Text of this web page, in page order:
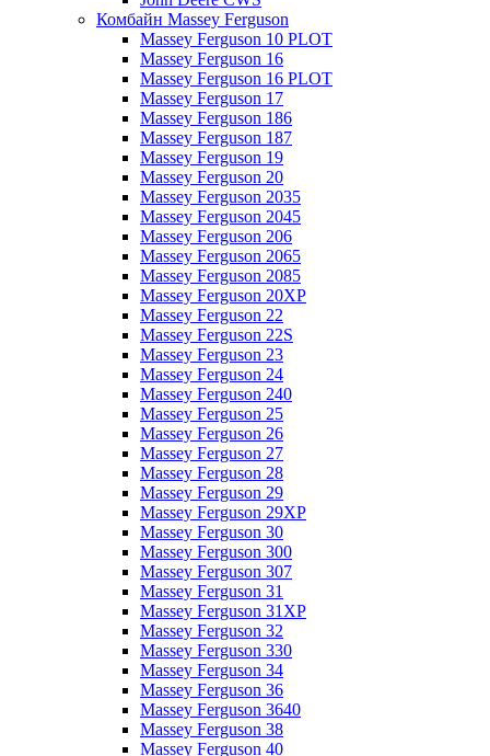
Комбайн Massey Ferguson
Massey Ferguson 10 PLOT
Massey Ferguson 16
Massey Ferguson 16 PLOT
Massey Ferguson 17
Massey Ferguson 186
Massey Ferguson 187
Massey Ferguson 19
Massey Ferguson 20
Massey Ferguson 2035
Massey Ferguson 2045
Massey Ferguson 206
Massey Ferguson 2065
Massey Ferguson 2085
Massey Ferguson 20XP
Massey Ferguson 22
Massey Ferguson 22S
Massey Ferguson 23
Massey Ferguson 24
Massey Ferguson 240
Massey Ferguson 25
Massey Ferguson 26
Massey Ferguson 27
Massey Ferguson 28
Massey Ferguson 29
Massey Ferguson 29XP
Massey Ferguson 30
Massey Ferguson 300
Massey Ferguson 307
Massey Ferguson 31
Massey Ferguson 31XP
Massey Ferguson 32
Massey Ferguson 330
Massey Ferguson 34
Massey Ferguson 36
Massey Ferguson 3640
Massey Ferguson 38
Massey Ferguson 40